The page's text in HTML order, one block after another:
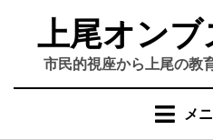
上尾オン
市民的視座から上尾の教
メ